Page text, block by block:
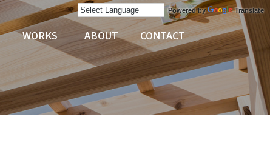
WORKS ABOUT CONTACT
Powered by Translate